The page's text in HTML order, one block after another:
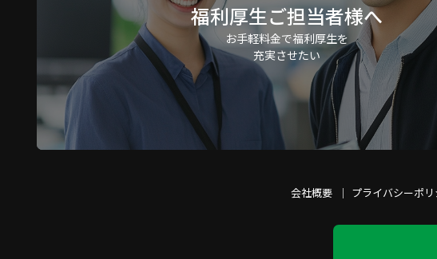
福利厚生ご担当者様へ
お手軽料金で福利厚生を
充実させたい
会社概要 プライバシーポリ